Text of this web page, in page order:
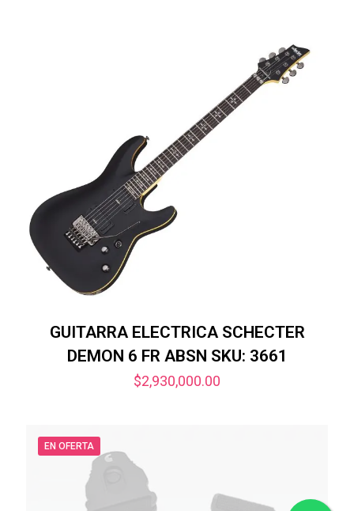
GUITARRA ELECTRICA SCHECTER
DEMON 6 FR ABSN SKU: 3661
$2,930,000.00
EN OFERTA